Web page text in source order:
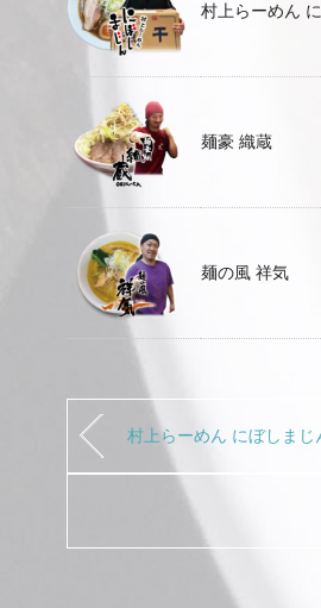
村上らーめん
麺豪 織蔵
麺の風 祥気
村上らーめん にぼしまじ